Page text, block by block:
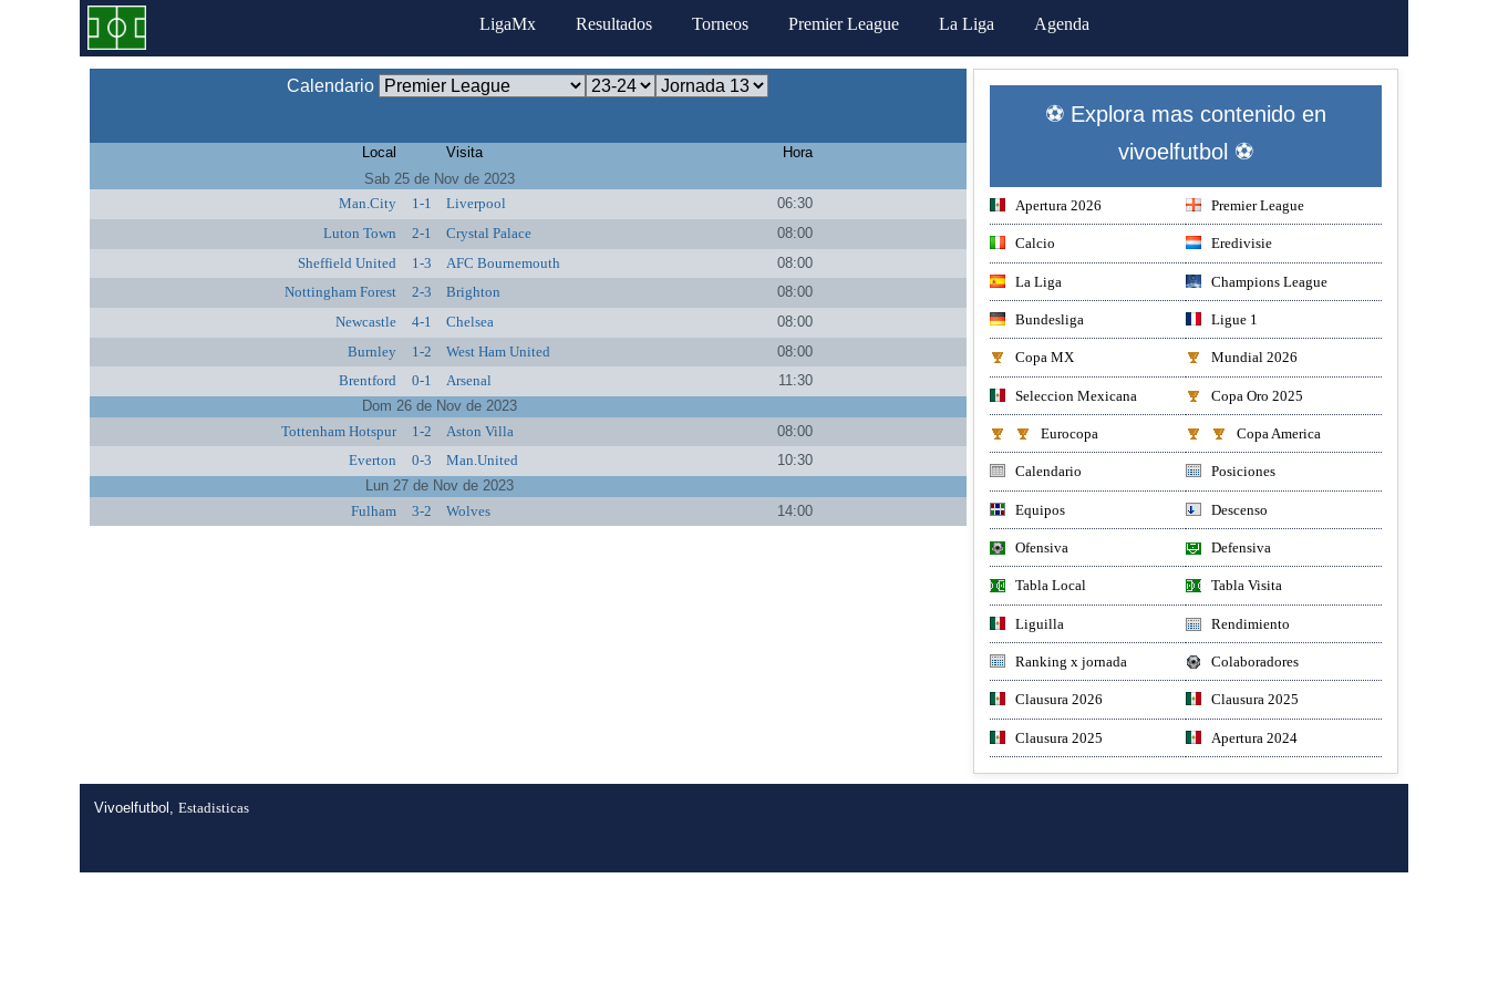
LigaMx Resultados Torneos Premier League La Liga Agenda
Calendario
Local Visita
Hora
Sab 25 de Nov de 2023
Man.City
1-1 Liverpool
06:30
Luton Town
2-1 Crystal Palace
08:00
Sheffield United
1-3 AFC Bournemouth
08:00
Nottingham Forest
2-3 Brighton
08:00
Newcastle
4-1 Chelsea
08:00
Burnley
1-2 West Ham United
08:00
Brentford
0-1 Arsenal
11:30
Dom 26 de Nov de 2023
Tottenham Hotspur
1-2 Aston Villa
08:00
Everton
0-3 Man.United
10:30
Lun 27 de Nov de 2023
Fulham
3-2 Wolves 14:00
⚽ Explora mas contenido en
vivoelfutbol ⚽
Apertura 2026 Premier League
Calcio Eredivisie
La Liga Champions League
Bundesliga Ligue 1
Copa MX Mundial 2026
Seleccion Mexicana Copa Oro 2025
Eurocopa Copa America
Calendario Posiciones
Equipos Descenso
Ofensiva Defensiva
Tabla Local Tabla Visita
Liguilla Rendimiento
Ranking x jornada Colaboradores
Clausura 2026 Clausura 2025
Clausura 2025 Apertura 2024
Vivoelfutbol,Estadisticas